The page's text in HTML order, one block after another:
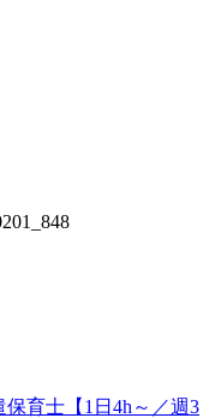
育士【1日4h～／週3